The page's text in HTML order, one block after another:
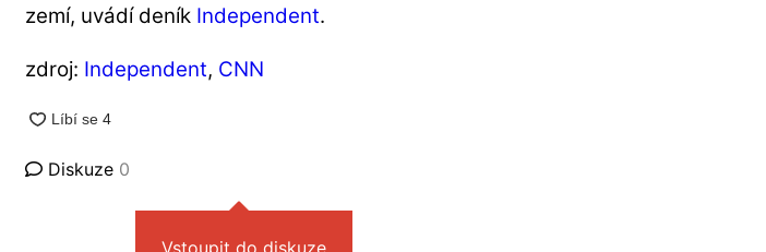
zemí, uvádí deník Independent.
zdroj: Independent, CNN
Diskuze 0
Vstoupit do diskuze